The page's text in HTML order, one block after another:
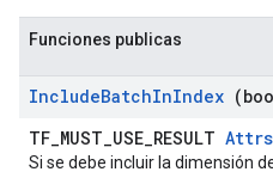
Funciones publicas
IncludeBatchInIndex
TF_MUST_USE_RESULT Attrs
Si se debe incluir la dimensión